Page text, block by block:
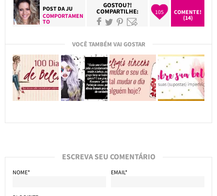
POST DAJU
COMPORTAMEN
TO
GOSTOU?!
COMPARTILHE: 105
COMENTE!
(14)
VOCÊ TAMBÉM VAI GOSTAR
ESCREVA SEU COMENTÁRIO
NOME* EMAIL*